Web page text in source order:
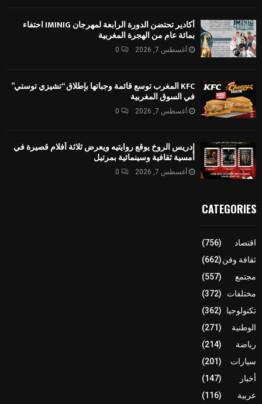
أكادير تحتضن الدورة الرابعة لمهرجان IMINIG احتفاء
بمائة عام من الهجرة المغربية
أغسطس 7, 2026 0
KFC المغرب توسع قائمة وجباتها بإطلاق “تشيزي توستي”
في السوق المغربية
أغسطس 7, 2026 0
إدريس الروخ يوقع روايتيه ويعرض ثلاثة أفلام قصيرة في
أمسية ثقافية وسينمائية بمرتيل
أغسطس 7, 2026 0
CATEGORIES
اقتصاد
(756)
ثقافة وفن(662)
مجتمع
(557)
مختلفات
(372)
تكنولوجيا
(362)
الوطنية
(271)
رياضة
(214)
سيارات
(201)
أخبار
(147)
عربية
(116)